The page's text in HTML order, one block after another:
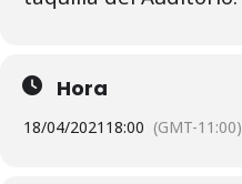
Hora
18/04/2021 18:00 (GMT-11:00)